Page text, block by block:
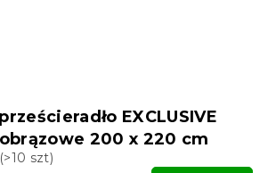
EXCLUSIVE
200 x 220 cm
(>10 szt)